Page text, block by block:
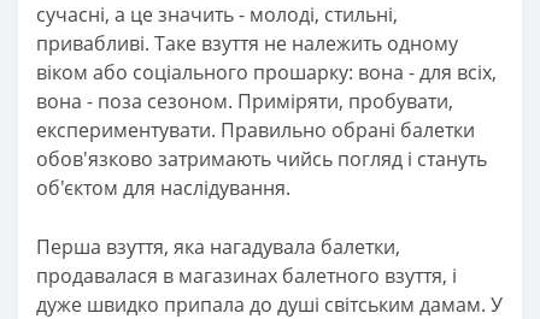
сучасні, а це значить - молоді, стильні,
привабливі. Таке взуття не належить одному
віком або соціального прошарку: вона - для всіх,
вона - поза сезоном. Приміряти, пробувати,
експериментувати. Правильно обрані балетки
обов'язково затримають чийсь погляд і стануть
об'єктом для наслідування.
Перша взуття, яка нагадувала балетки,
продавалася в магазинах балетного взуття, і
дуже швидко припала до душі світським дамам. У